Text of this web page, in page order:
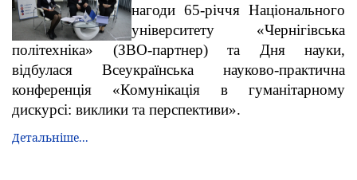
нагоди 65-річчя Національного
університету «Чернігівська
політехніка» (ЗВО-партнер) та Дня науки,
відбулася Всеукраїнська науково-практична
конференція «Комунікація в гуманітарному
дискурсі: виклики та перспективи».
Детальніше...